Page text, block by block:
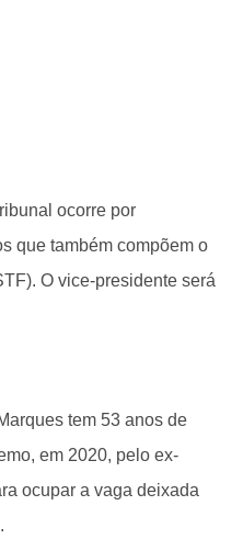
ocorre por
que também compõem o
O vice-presidente será
tem 53 anos de
em 2020, pelo ex-
ocupar a vaga deixada